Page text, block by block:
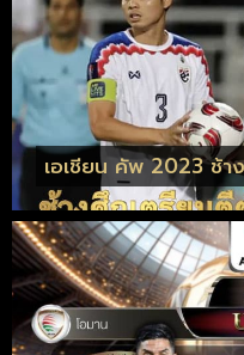
เอเชียน คัพ 2023 ช้า